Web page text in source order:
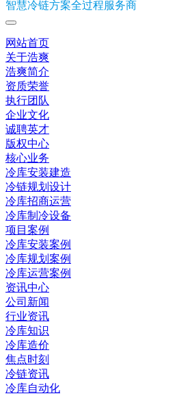
智慧冷链方案全过程服务商
网站首页
关于浩爽
浩爽简介
资质荣誉
执行团队
企业文化
诚聘英才
版权中心
核心业务
冷库安装建造
冷链规划设计
冷库招商运营
冷库制冷设备
项目案例
冷库安装案例
冷库规划案例
冷库运营案例
资讯中心
公司新闻
行业资讯
冷库知识
冷库造价
焦点时刻
冷链资讯
冷库自动化